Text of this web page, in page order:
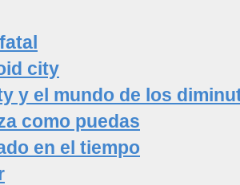
city
y el mundo de los
como puedas
en el tiempo